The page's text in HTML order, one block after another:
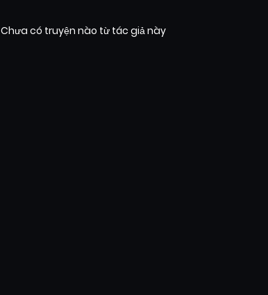
Chưa có truyện nào từ tác giả này